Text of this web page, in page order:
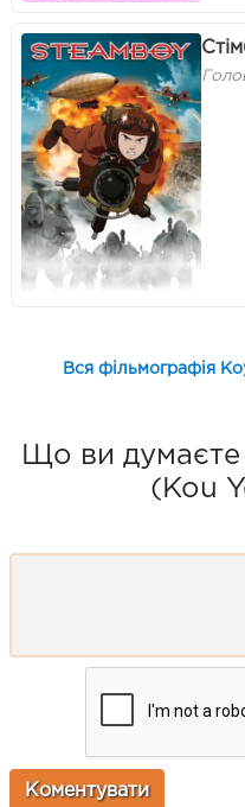
Вся фільмографія
Що ви
(Kou